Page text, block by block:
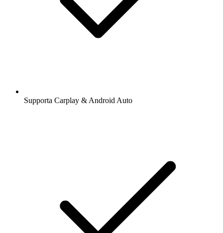
Supporta Carplay & Android Auto